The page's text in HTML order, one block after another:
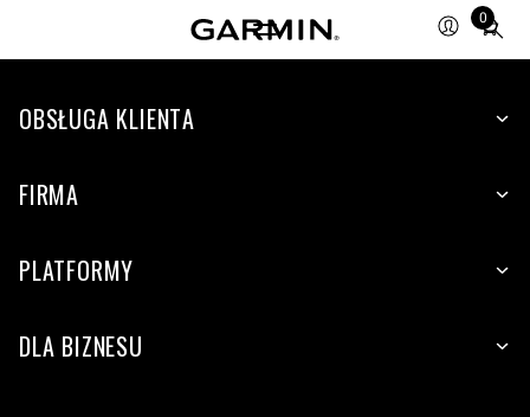
0
Total
items
cart:
OBSŁUGA KLIENTA
FIRMA
PLATFORMY
DLA BIZNESU